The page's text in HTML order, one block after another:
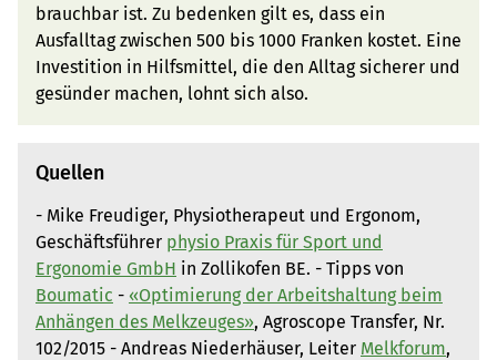
brauchbar ist. Zu bedenken gilt es, dass ein
Ausfalltag zwischen 500 bis 1000 Franken kostet. Eine
Investition in Hilfsmittel, die den Alltag sicherer und
gesünder machen, lohnt sich also.
Quellen
- Mike Freudiger, Physiotherapeut und Ergonom,
Geschäftsführer physio Praxis für Sport und
Ergonomie GmbH in Zollikofen BE. - Tipps von
Boumatic - «Optimierung der Arbeitshaltung beim
Anhängen des Melkzeuges», Agroscope Transfer, Nr.
102/2015 - Andreas Niederhäuser, Leiter Melkforum,